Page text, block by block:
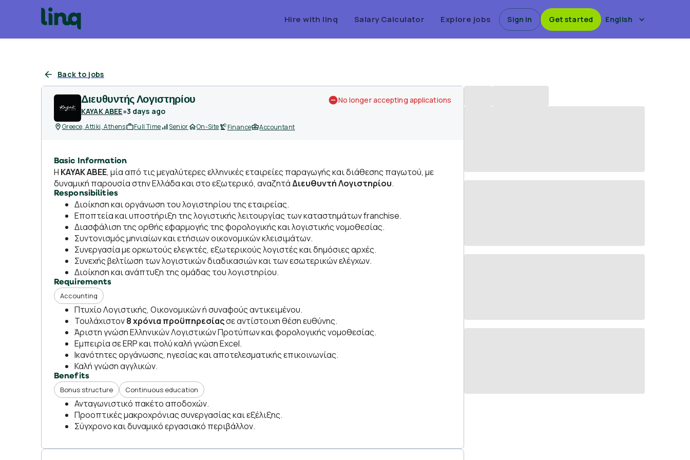
Hire with linq Salary Calculator Explore jobs Sign in Get started English
Back to jobs
Διευθυντής Λογιστηρίου
KAYAK ABEE●3 days ago
No longer accepting applications
Greece, Attiki, Athens Full Time Senior On-Site Finance Accountant
Basic Information
Η KAYAK ΑΒΕΕ, μία από τις μεγαλύτερες ελληνικές εταιρείες παραγωγής και διάθεσης παγωτού, με
δυναμική παρουσία στην Ελλάδα και στο εξωτερικό, αναζητάΔιευθυντή Λογιστηρίου.
Responsibilities
Διοίκηση και οργάνωση του λογιστηρίου της εταιρείας.
Εποπτεία και υποστήριξη της λογιστικής λειτουργίας των καταστημάτων franchise.
Διασφάλιση της ορθής εφαρμογής της φορολογικής και λογιστικής νομοθεσίας.
Συντονισμός μηνιαίων και ετήσιων οικονομικών κλεισιμάτων.
Συνεργασία με ορκωτούς ελεγκτές, εξωτερικούς λογιστές και δημόσιες αρχές.
Συνεχής βελτίωση των λογιστικών διαδικασιών και των εσωτερικών ελέγχων.
Διοίκηση και ανάπτυξη της ομάδας του λογιστηρίου.
Requirements
Accounting
Πτυχίο Λογιστικής, Οικονομικών ή συναφούς αντικειμένου.
Τουλάχιστον8 χρόνια προϋπηρεσίαςσε αντίστοιχη θέση ευθύνης.
Άριστη γνώση Ελληνικών Λογιστικών Προτύπων και φορολογικής νομοθεσίας.
Εμπειρία σε ERP και πολύ καλή γνώση Excel.
Ικανότητες οργάνωσης, ηγεσίας και αποτελεσματικής επικοινωνίας.
Καλή γνώση αγγλικών.
Benefits
Bonus structure Continuous education
Ανταγωνιστικό πακέτο αποδοχών.
Προοπτικές μακροχρόνιας συνεργασίας και εξέλιξης.
Σύγχρονο και δυναμικό εργασιακό περιβάλλον.